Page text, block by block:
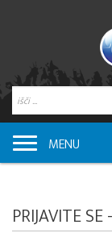
MENU
PRIJAVITE